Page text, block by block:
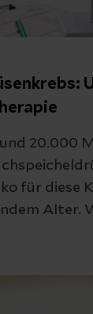
20.000
für diese
Alter.